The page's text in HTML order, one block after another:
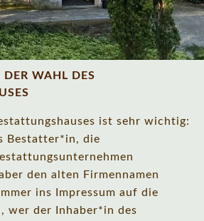
WAHL DES
ist sehr wichtig:
Bestatter*in, die
den alten Firmennamen
ins Impressum auf die
wer der Inhaber*in des